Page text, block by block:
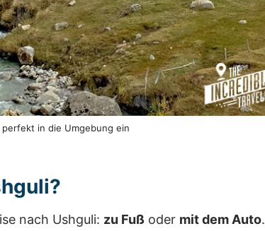
in die Umgebung ein
nach Ushguli: zu Fuß oder mit dem Auto.